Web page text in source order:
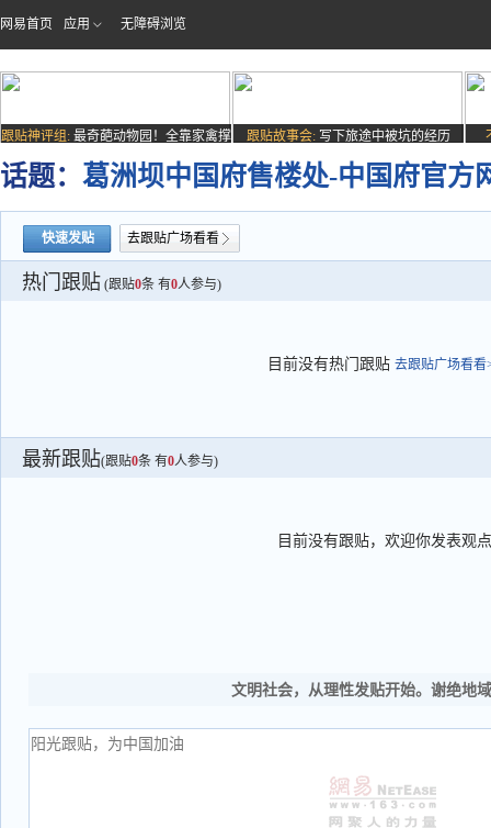
网易首页 应用 无障碍浏览
跟贴神评组: 最奇葩动物园！全靠家禽撑
场子
跟贴故事会: 写下旅途中被坑的经历
话题： 葛洲坝中国府售楼处-中国府官方
快速发贴 去跟贴广场看看
热门跟贴 (跟贴0条 有0人参与)
目前没有热门跟贴 去跟贴广场看看
最新跟贴(跟贴0条 有0人参与)
目前没有跟贴，欢迎你发表观点
文明社会，从理性发贴开始。谢绝地